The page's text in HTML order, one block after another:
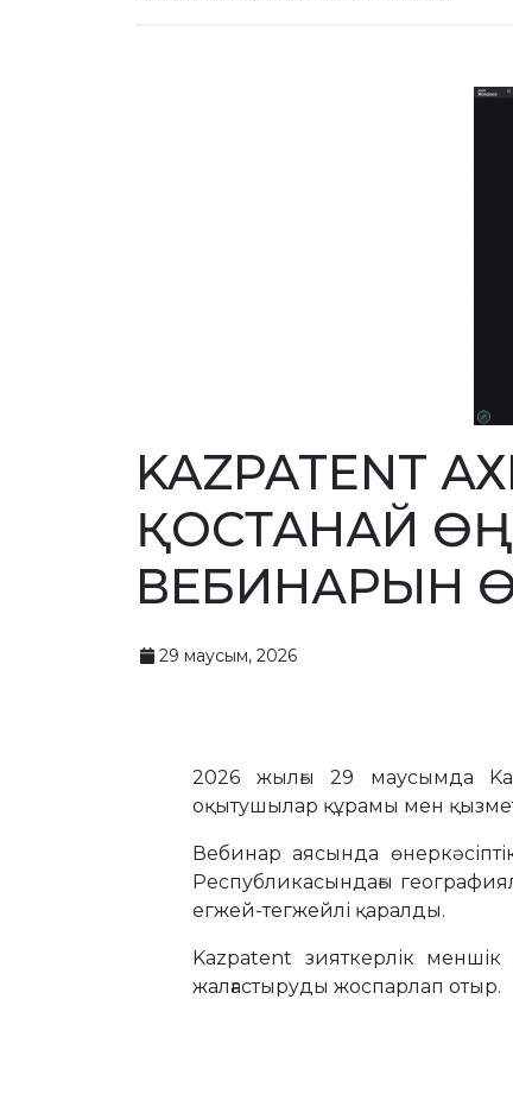
KAZPATENT
ҚОСТАНАЙ
ВЕБИНАРЫН
29 маусым, 2026
2026 жылғы 29 маусымда
оқытушылар құрамы мен
Вебинар аясында
Республикасындағы
егжей-тегжейлі қаралды.
Kazpatent зияткерлік меншік
жалғастыруды жоспарлап отыр.